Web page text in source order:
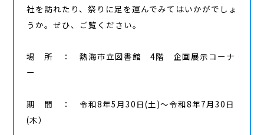
社を訪れたり、祭りに足を運んでみてはいかがでしょ
うか。ぜひ、ご覧ください。
場 所 ： 熱海市立図書館 4階 企画展示コーナ
ー
期 間 ： 令和8年5月30日(土)～令和8年7月30日
(木）